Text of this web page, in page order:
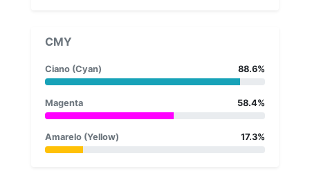
CMY
Ciano (Cyan) 88.6%
Magenta 58.4%
Amarelo (Yellow) 17.3%